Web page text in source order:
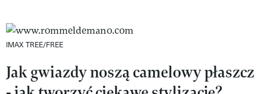
IMAX TREE/FREE
Jak gwiazdy noszą camelowy płaszcz